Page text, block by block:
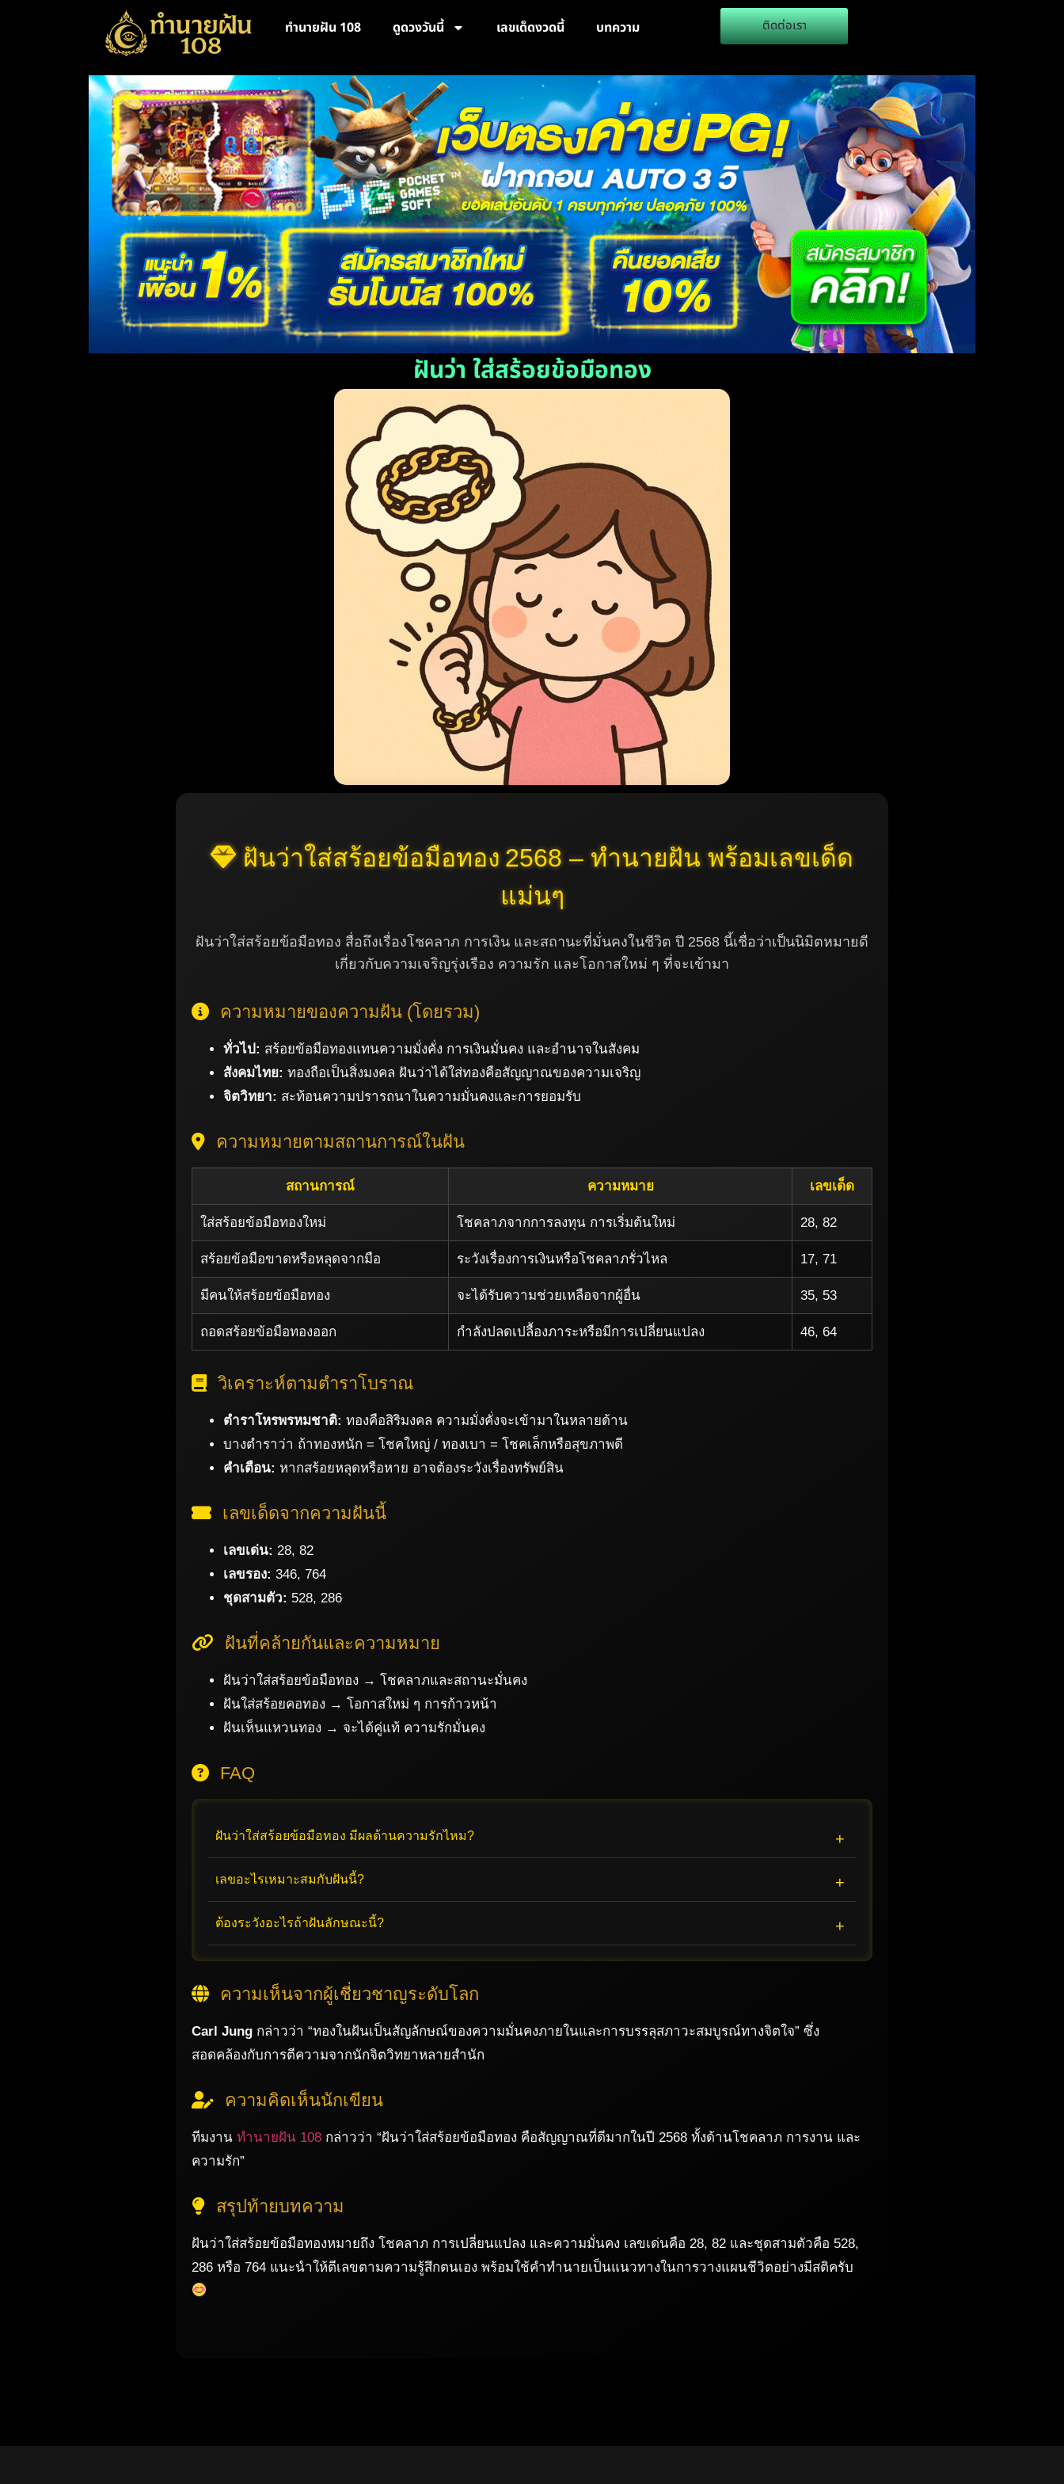
ทำนายฝัน 108 ดูดวงวันนี้ เลขเด็ดงวดนี้ บทความ ติดต่อเรา
ฝันว่า ใส่สร้อยข้อมือทอง
ฝันว่าใส่สร้อยข้อมือทอง 2568 – ทำนายฝัน พร้อมเลขเด็ด
แม่นๆ
ฝันว่าใส่สร้อยข้อมือทอง สื่อถึงเรื่องโชคลาภ การเงิน และสถานะที่มั่นคงในชีวิต ปี 2568 นี้เชื่อว่าเป็นนิมิตหมายดี
เกี่ยวกับความเจริญรุ่งเรือง ความรัก และโอกาสใหม่ ๆ ที่จะเข้ามา
ความหมายของความฝัน (โดยรวม)
ทั่วไป: สร้อยข้อมือทองแทนความมั่งคั่ง การเงินมั่นคง และอำนาจในสังคม
สังคมไทย: ทองถือเป็นสิ่งมงคล ฝันว่าได้ใส่ทองคือสัญญาณของความเจริญ
จิตวิทยา: สะท้อนความปรารถนาในความมั่นคงและการยอมรับ
ความหมายตามสถานการณ์ในฝัน
สถานการณ์ ความหมาย เลขเด็ด
ใส่สร้อยข้อมือทองใหม่ โชคลาภจากการลงทุน การเริ่มต้นใหม่ 28, 82
สร้อยข้อมือขาดหรือหลุดจากมือ ระวังเรื่องการเงินหรือโชคลาภรั่วไหล 17, 71
มีคนให้สร้อยข้อมือทอง จะได้รับความช่วยเหลือจากผู้อื่น 35, 53
ถอดสร้อยข้อมือทองออก กำลังปลดเปลื้องภาระหรือมีการเปลี่ยนแปลง 46, 64
วิเคราะห์ตามตำราโบราณ
ตำราโหรพรหมชาติ: ทองคือสิริมงคล ความมั่งคั่งจะเข้ามาในหลายด้าน
บางตำราว่า ถ้าทองหนัก = โชคใหญ่ / ทองเบา = โชคเล็กหรือสุขภาพดี
คำเตือน: หากสร้อยหลุดหรือหาย อาจต้องระวังเรื่องทรัพย์สิน
เลขเด็ดจากความฝันนี้
เลขเด่น: 28, 82
เลขรอง: 346, 764
ชุดสามตัว: 528, 286
ฝันที่คล้ายกันและความหมาย
ฝันว่าใส่สร้อยข้อมือทอง → โชคลาภและสถานะมั่นคง
ฝันใส่สร้อยคอทอง → โอกาสใหม่ ๆ การก้าวหน้า
ฝันเห็นแหวนทอง → จะได้คู่แท้ ความรักมั่นคง
FAQ
ฝันว่าใส่สร้อยข้อมือทอง มีผลด้านความรักไหม?
เลขอะไรเหมาะสมกับฝันนี้?
ต้องระวังอะไรถ้าฝันลักษณะนี้?
ความเห็นจากผู้เชี่ยวชาญระดับโลก
Carl Jung กล่าวว่า “ทองในฝันเป็นสัญลักษณ์ของความมั่นคงภายในและการบรรลุสภาวะสมบูรณ์ทางจิตใจ” ซึ่ง
สอดคล้องกับการตีความจากนักจิตวิทยาหลายสำนัก
ความคิดเห็นนักเขียน
ทีมงาน ทำนายฝัน 108 กล่าวว่า “ฝันว่าใส่สร้อยข้อมือทอง คือสัญญาณที่ดีมากในปี 2568 ทั้งด้านโชคลาภ การงาน และ
ความรัก”
สรุปท้ายบทความ
ฝันว่าใส่สร้อยข้อมือทองหมายถึง โชคลาภ การเปลี่ยนแปลง และความมั่นคง เลขเด่นคือ 28, 82 และชุดสามตัวคือ 528,
286 หรือ 764 แนะนำให้ตีเลขตามความรู้สึกตนเอง พร้อมใช้คำทำนายเป็นแนวทางในการวางแผนชีวิตอย่างมีสติครับ